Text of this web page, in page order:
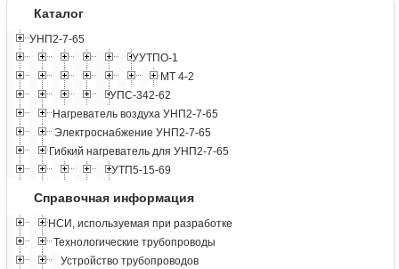
Каталог
УНП2-7-65
УУТПО-1
МТ 4-2
УПС-342-62
Нагреватель воздуха УНП2-7-65
Электроснабжение УНП2-7-65
Гибкий нагреватель для УНП2-7-65
УТП5-15-69
Справочная информация
НСИ, используемая при разработке
Технологические трубопроводы
Устройство трубопроводов